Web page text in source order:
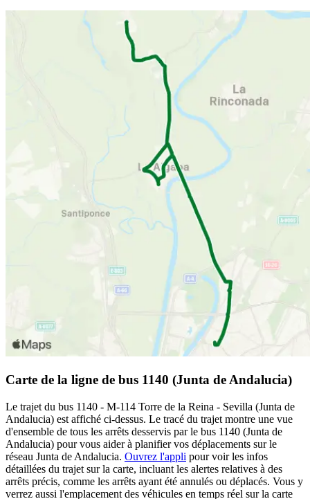
Carte de la ligne de bus 1140 (Junta de Andalucia)
Le trajet du bus 1140 - M-114 Torre de la Reina - Sevilla (Junta de
Andalucia) est affiché ci-dessus. Le tracé du trajet montre une vue
d'ensemble de tous les arrêts desservis par le bus 1140 (Junta de
Andalucia) pour vous aider à planifier vos déplacements sur le
réseau Junta de Andalucia. Ouvrez l'appli pour voir les infos
détaillées du trajet sur la carte, incluant les alertes relatives à des
arrêts précis, comme les arrêts ayant été annulés ou déplacés. Vous y
verrez aussi l'emplacement des véhicules en temps réel sur la carte